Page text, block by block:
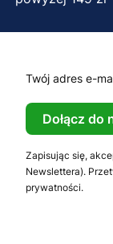
Twój adres e-
Dołącz do
Zapisując się,
Newslettera).
prywatności.